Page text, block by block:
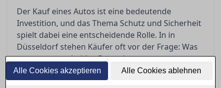
Alle Cookies akzeptieren Alle Cookies ablehnen
Der Kauf eines Autos ist eine bedeutende
Investition, und das Thema Schutz und Sicherheit
spielt dabei eine entscheidende Rolle. In in
Düsseldorf stehen Käufer oft vor der Frage: Was
genau unterscheidet Garantie von
Gewährleistung? Dieser Artikel bietet klare
Orientierung, indem er die gesetzlichen und